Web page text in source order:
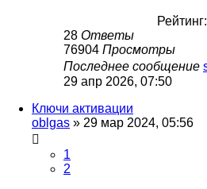
28 Ответы
76904 Просмотры
Последнее сообщение
29 апр 2026, 07:50
Ключи активации
oblgas » 29 мар 2024, 05:56
1
2